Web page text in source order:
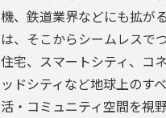
機、鉄道業界などにも拡が
は、そこからシームレスで
住宅、スマートシティ、コ
ッドシティなど地球上のす
活・コミュニティ空間を視